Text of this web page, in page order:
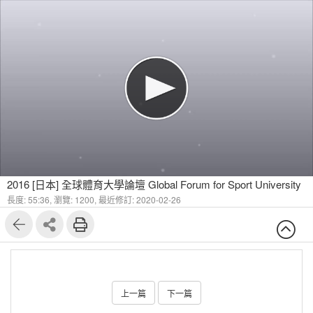
2016 [日本] 全球體育大學論壇 Global Forum for Sport University
長度: 55:36, 瀏覽: 1200, 最近修訂: 2020-02-26
上一篇 下一篇